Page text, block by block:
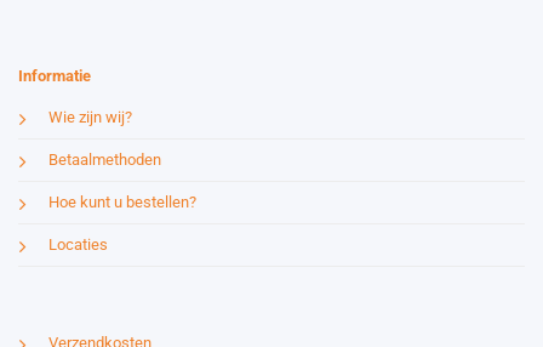
Informatie
Wie zijn wij?
Betaalmethoden
Hoe kunt u bestellen?
Locaties
Verzendkosten